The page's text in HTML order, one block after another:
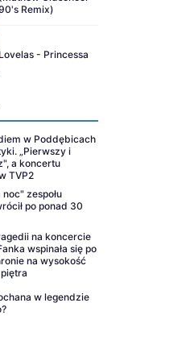
Remix)
Lovelas - Princessa
w Poddębicach
„Pierwszy i
a koncertu
TVP2
noc" zespołu
po ponad 30
na koncercie
wspinała się po
na wysokość
w legendzie